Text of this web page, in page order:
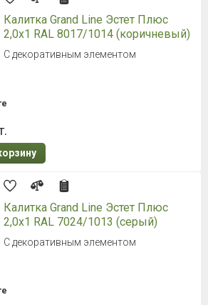
Калитка Grand Line Эстет Плюс
2,0х1 RAL 8017/1014 (коричневый)
С декоративным элементом
Калитка Grand Line Эстет Плюс
2,0х1 RAL 7024/1013 (серый)
С декоративным элементом